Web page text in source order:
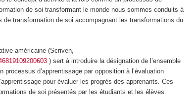
de soi transformant le monde nous sommes conduits à
de transformation de soi accompagnant les transformations du
américaine (Scriven,
) sert à introduire la désignation del’ensemble
processus d’apprentissage par opposition à l’évaluation
pour évaluer lesprogrèsdes apprenants. Ces
de soi présentés par les étudiants et les élèves.